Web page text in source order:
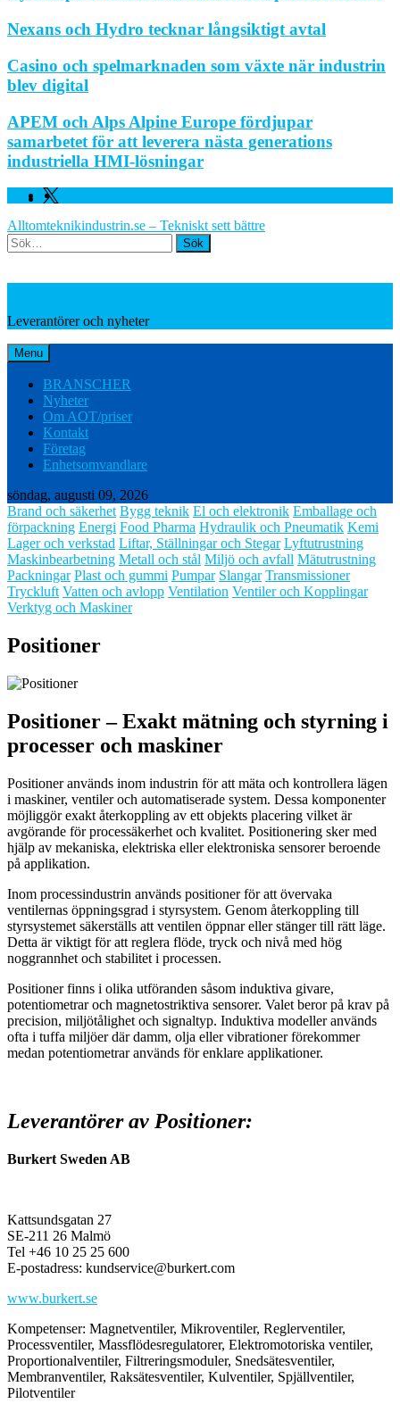
Nexans och Hydro tecknar långsiktigt avtal
Casino och spelmarknaden som växte när industrin
blev digital
APEM och Alps Alpine Europe fördjupar
samarbetet för att leverera nästa generations
industriella HMI-lösningar
Facebook
Twitter
Alltomteknikindustrin.se – Tekniskt sett bättre
Search
Leverantörer och nyheter
Menu
BRANSCHER
Nyheter
Om AOT/priser
Kontakt
Företag
Enhetsomvandlare
söndag, augusti 09, 2026
Brand och säkerhet Bygg teknik El och elektronik Emballage och
förpackning Energi Food Pharma Hydraulik och Pneumatik Kemi
Lager och verkstad Liftar, Ställningar och Stegar Lyftutrustning
Maskinbearbetning Metall och stål Miljö och avfall Mätutrustning
Packningar Plast och gummi Pumpar Slangar Transmissioner
Tryckluft Vatten och avlopp Ventilation Ventiler och Kopplingar
Verktyg och Maskiner
Positioner
Positioner – Exakt mätning och styrning i
processer och maskiner
Positioner används inom industrin för att mäta och kontrollera lägen
i maskiner, ventiler och automatiserade system. Dessa komponenter
möjliggör exakt återkoppling av ett objekts placering vilket är
avgörande för processäkerhet och kvalitet. Positionering sker med
hjälp av mekaniska, elektriska eller elektroniska sensorer beroende
på applikation.
Inom processindustrin används positioner för att övervaka
ventilernas öppningsgrad i styrsystem. Genom återkoppling till
styrsystemet säkerställs att ventilen öppnar eller stänger till rätt läge.
Detta är viktigt för att reglera flöde, tryck och nivå med hög
noggrannhet och stabilitet i processen.
Positioner finns i olika utföranden såsom induktiva givare,
potentiometrar och magnetostriktiva sensorer. Valet beror på krav på
precision, miljötålighet och signaltyp. Induktiva modeller används
ofta i tuffa miljöer där damm, olja eller vibrationer förekommer
medan potentiometrar används för enklare applikationer.
Leverantörer av Positioner:
Burkert Sweden AB
Kattsundsgatan 27
SE-211 26 Malmö
Tel +46 10 25 25 600
E-postadress: kundservice@burkert.com
www.burkert.se
Kompetenser: Magnetventiler, Mikroventiler, Reglerventiler,
Processventiler, Massflödesregulatorer, Elektromotoriska ventiler,
Proportionalventiler, Filtreringsmoduler, Snedsätesventiler,
Membranventiler, Raksätesventiler, Kulventiler, Spjällventiler,
Pilotventiler